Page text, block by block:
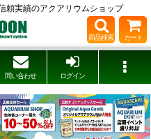
頼実績のアクアリウムショップ
商品検索 カート
問い合わせ ログイン